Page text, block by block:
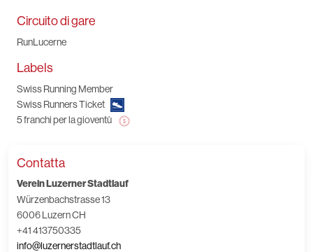
Circuito di gare
RunLucerne
Labels
Swiss Running Member
Swiss Runners Ticket
5 franchi per la gioventù
Contatta
Verein Luzerner Stadtlauf
Würzenbachstrasse 13
6006 Luzern CH
+41 413750335
info@luzernerstadtlauf.ch